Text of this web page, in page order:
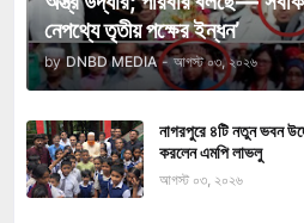
নেপথ্যে তৃতীয় পক্ষের ইন্ধন’
by DNBD MEDIA - আগস্ট ০৩, ২০২৬
নাগরপুরে ৪টি নতুন ভবন
করলেন এমপি লাভলু
আগস্ট ০৩, ২০২৬